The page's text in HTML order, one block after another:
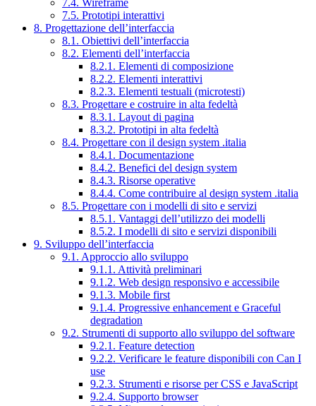
7.4. Wireframe
7.5. Prototipi interattivi
8. Progettazione dell’interfaccia
8.1. Obiettivi dell’interfaccia
8.2. Elementi dell’interfaccia
8.2.1. Elementi di composizione
8.2.2. Elementi interattivi
8.2.3. Elementi testuali (microtesti)
8.3. Progettare e costruire in alta fedeltà
8.3.1. Layout di pagina
8.3.2. Prototipi in alta fedeltà
8.4. Progettare con il design system .italia
8.4.1. Documentazione
8.4.2. Benefici del design system
8.4.3. Risorse operative
8.4.4. Come contribuire al design system .italia
8.5. Progettare con i modelli di sito e servizi
8.5.1. Vantaggi dell’utilizzo dei modelli
8.5.2. I modelli di sito e servizi disponibili
9. Sviluppo dell’interfaccia
9.1. Approccio allo sviluppo
9.1.1. Attività preliminari
9.1.2. Web design responsivo e accessibile
9.1.3. Mobile first
9.1.4. Progressive enhancement e Graceful
degradation
9.2. Strumenti di supporto allo sviluppo del software
9.2.1. Feature detection
9.2.2. Verificare le feature disponibili con Can I
use
9.2.3. Strumenti e risorse per CSS e JavaScript
9.2.4. Supporto browser